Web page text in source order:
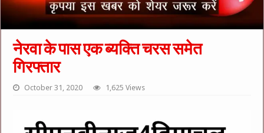
नेरवा के पास एक ब्यक्ति चरस समेत
गिरफ्तार
October 31, 2020 1,625 Views